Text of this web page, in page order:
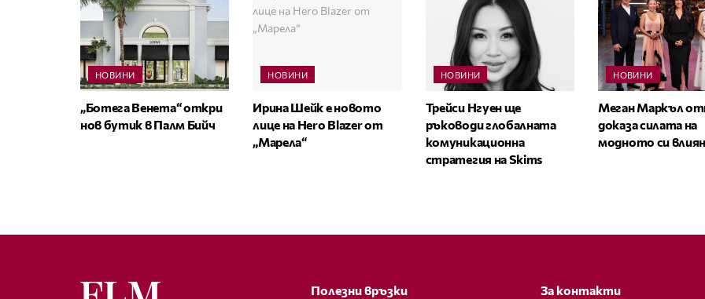
НОВИНИ
„Ботега Венета“ откри
нов бутик в Палм Бийч
НОВИНИ
Ирина Шейк е новото
лице на Hero Blazer от
„Марела“
НОВИНИ
Трейси Нгуен ще
ръководи глобалната
комуникационна
стратегия на Skims
НОВИНИ
Меган Маркъл
доказа силата на
модното си
Полезни връзки За контакти